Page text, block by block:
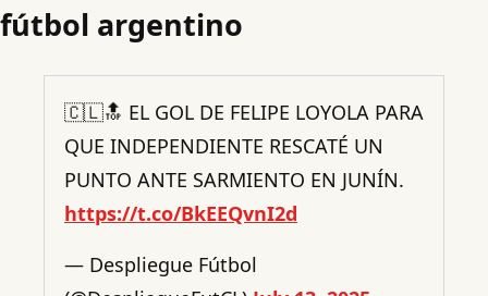
fútbol argentino
🇨🇱🔝 EL GOL DE FELIPE LOYOLA PARA
QUE INDEPENDIENTE RESCATÉ UN
PUNTO ANTE SARMIENTO EN JUNÍN.
https://t.co/BkEEQvnI2d
— Despliegue Fútbol